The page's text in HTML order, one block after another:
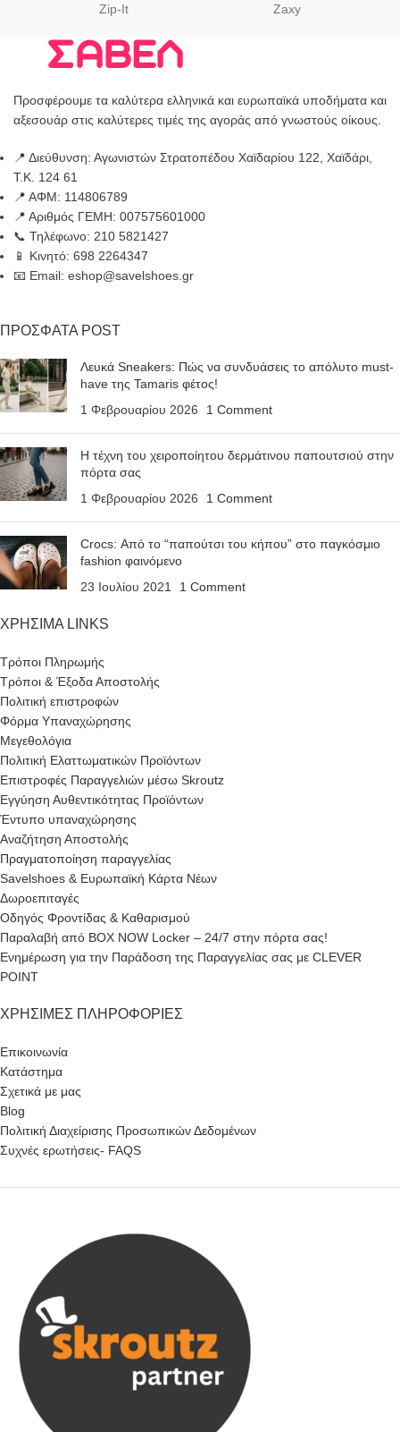
Zip-It Zaxy
Προσφέρουμε τα καλύτερα ελληνικά και ευρωπαϊκά υποδήματα και
αξεσουάρ στις καλύτερες τιμές της αγοράς από γνωστούς οίκους.
📍 Διεύθυνση: Αγωνιστών Στρατοπέδου Χαϊδαρίου 122, Χαϊδάρι,
Τ.Κ. 124 61
📍 ΑΦΜ: 114806789
📍 Αριθμός ΓΕΜΗ: 007575601000
📞 Τηλέφωνο: 210 5821427
📱 Κινητό: 698 2264347
📧 Email: eshop@savelshoes.gr
ΠΡΟΣΦΑΤΑ POST
Λευκά Sneakers: Πώς να συνδυάσεις το απόλυτο must-
have της Tamaris φέτος!
1 Φεβρουαρίου 2026
1 Comment
Η τέχνη του χειροποίητου δερμάτινου παπουτσιού στην
πόρτα σας
1 Φεβρουαρίου 2026
1 Comment
Crocs: Από το “παπούτσι του κήπου” στο παγκόσμιο
fashion φαινόμενο
23 Ιουλίου 2021
1 Comment
ΧΡΗΣΙΜΑ LINKS
Τρόποι Πληρωμής
Τρόποι & Έξοδα Αποστολής
Πολιτική επιστροφών
Φόρμα Υπαναχώρησης
Μεγεθολόγια
Πολιτική Ελαττωματικών Προϊόντων
Επιστροφές Παραγγελιών μέσω Skroutz
Εγγύηση Αυθεντικότητας Προϊόντων
Έντυπο υπαναχώρησης
Αναζήτηση Αποστολής
Πραγματοποίηση παραγγελίας
Savelshoes & Ευρωπαϊκή Κάρτα Νέων
Δωροεπιταγές
Οδηγός Φροντίδας & Καθαρισμού
Παραλαβή από BOX NOW Locker – 24/7 στην πόρτα σας!
Ενημέρωση για την Παράδοση της Παραγγελίας σας με CLEVER
POINT
ΧΡΉΣΙΜΕΣ ΠΛΗΡΟΦΟΡΊΕΣ
Επικοινωνία
Κατάστημα
Σχετικά με μας
Blog
Πολιτική Διαχείρισης Προσωπικών Δεδομένων
Συχνές ερωτήσεις- FAQS